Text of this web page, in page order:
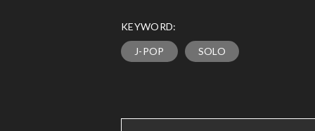
KEYWORD:
J-POP SOLO